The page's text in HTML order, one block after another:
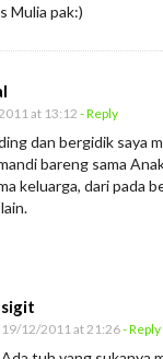
Mulia pak:)
at 13:12 - Reply
dan bergidik saya
bareng sama
keluarga, dari pada
sigit
19/12/2011 at 21:26- Reply